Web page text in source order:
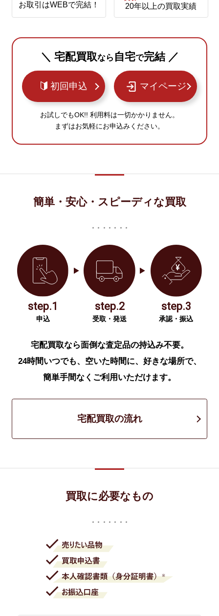
お取引はWEBで完結！ 20年以上の買取実績
＼ 宅配買取なら 自宅で完結 ／
初回申込 マイページ
お試しでもOK!! 利用料は一切かかりません。
まずはお気軽にお申込みください。
簡単・安心・スピーディな買取
step.1
申込
step.2
受取・発送
step.3
承認・振込
宅配買取なら面倒な査定品の持込み不要。
24時間いつでも、空いた時間に、好きな場所で、
簡単手間なくご利用いただけます。
宅配買取の流れ
買取に必要なもの